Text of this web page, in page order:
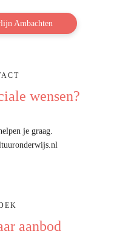
Ambachten
wensen?
je graag.
aanbod